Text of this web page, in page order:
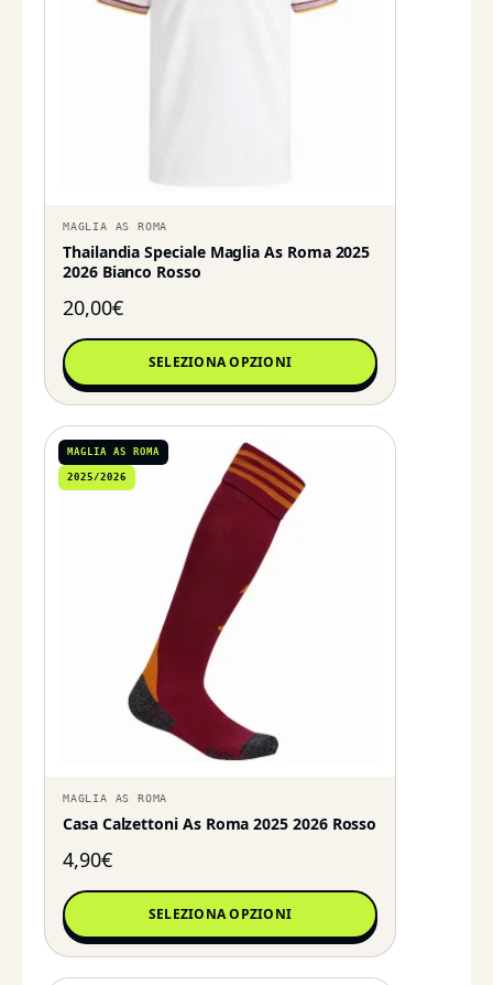
MAGLIA AS ROMA
Thailandia Speciale Maglia As Roma 2025
2026 Bianco Rosso
20,00€
SELEZIONA OPZIONI
MAGLIA AS ROMA
2025/2026
MAGLIA AS ROMA
Casa Calzettoni As Roma 2025 2026 Rosso
4,90€
SELEZIONA OPZIONI